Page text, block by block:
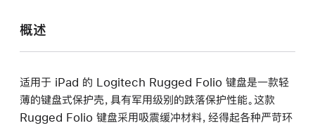
概述
适用于 iPad 的 Logitech Rugged Folio 键盘是一款轻
薄的键盘式保护壳，具有军用级别的跌落保护性能。这款
Rugged Folio 键盘采用吸震缓冲材料，经得起各种严苛环